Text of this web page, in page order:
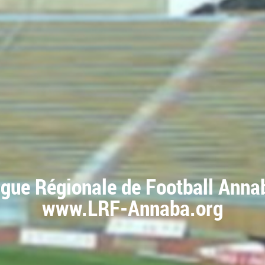
Régionale de Football
www.LRF-Annaba.org